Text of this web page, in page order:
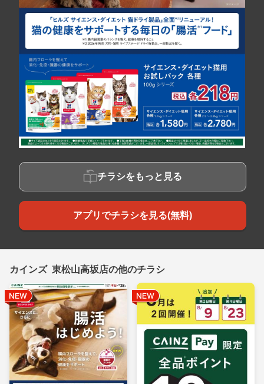
チラシをもっと見る
アプリでチラシを見る(無料)
カインズ 東松山高坂店の他のチラシ